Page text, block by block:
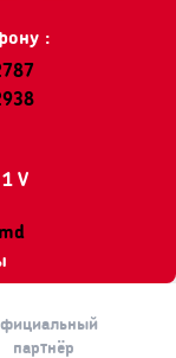
:
V
партнёр